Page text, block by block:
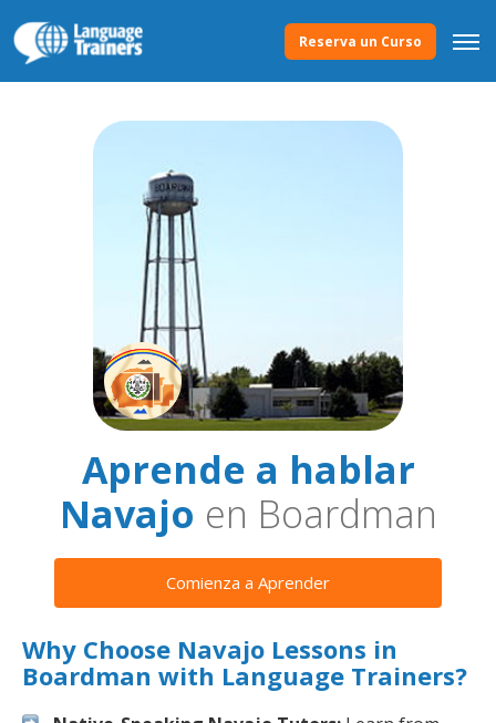
Reserva un Curso
Aprende a hablar
Navajo en Boardman
Comienza a Aprender
Why Choose Navajo Lessons in
Boardman with Language Trainers?